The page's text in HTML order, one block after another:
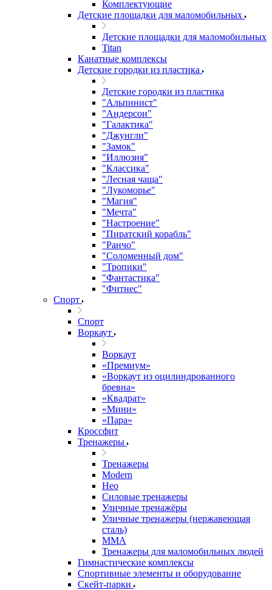
Комплектующие
Детские площадки для маломобильных
Детские площадки для маломобильных
Titan
Канатные комплексы
Детские городки из пластика
Детские городки из пластика
"Альпинист"
"Андерсон"
"Галактика"
"Джунгли"
"Замок"
"Иллюзия"
"Классика"
"Лесная чаща"
"Лукоморье"
"Магия"
"Мечта"
"Настроение"
"Пиратский корабль"
"Ранчо"
"Соломенный дом"
"Тропики"
"Фантастика"
"Фитнес"
Спорт
Спорт
Воркаут
Воркаут
«Премиум»
«Воркаут из оцилиндрованного
бревна»
«Квадрат»
«Мини»
«Пара»
Кроссфит
Тренажеры
Тренажеры
Modern
Нео
Силовые тренажеры
Уличные тренажёры
Уличные тренажеры (нержавеющая
сталь)
ММА
Тренажеры для маломобильных людей
Гимнастические комплексы
Спортивные элементы и оборудование
Скейт-парки